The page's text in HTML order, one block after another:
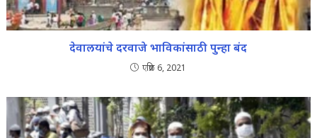
देवालयांचे दरवाजे भाविकांसाठी पुन्हा बंद
एप्रिल 6, 2021